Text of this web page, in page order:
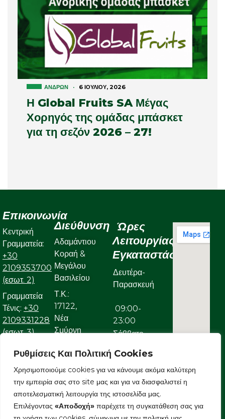
Ρυθμίσεις Και Πολιτική Cookies
Χρησιμοποιούμε cookies για να κάνουμε ακόμα καλύτερη
την εμπειρία σας στο site μας και για να διασφαλιστεί η
αποτελεσματική λειτουργία της ιστοσελίδα μας.
Επιλέγοντας «Αποδοχή» παρέχετε τη συγκατάθεση σας για
ΑΝΔΡΏΝ · 6 ΙΟΥΛΊΟΥ, 2026
Η Global Fruits SA Μέγας
Χορηγός της ομάδας μπάσκετ
για τη σεζόν 2026 – 27!
Επικοινωνία
Κεντρική
Γραμματεία:
+30
2109353700
(εσωτ. 2)
Γραμματεία
Τένις: +30
2109331228
(εσωτ. 3)
Γραμματεία
Κολυμβητικού:
+30
2109323632
info@aonsmilon.gr
Διεύθυνση
Αδαμάντιου
Κοραή &
Μεγάλου
Βασιλείου
Τ.Κ.:
17122,
Νέα
Σμύρνη
Ώρες
Λειτουργίας
Εγκαταστάσεων
Δευτέρα-
Παρασκευή
09:00-
23:00
Σάββατο
09:00-
22:00
Κυριακή
09:00-